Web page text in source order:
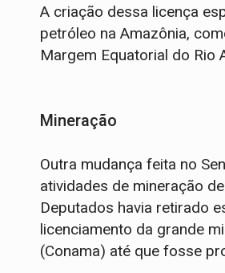
A criação dessa licença
petróleo na Amazônia,
Margem Equatorial do Rio
Mineração
Outra mudança feita no
atividades de mineração
Deputados havia retirado
licenciamento da grande
(Conama) até que fosse